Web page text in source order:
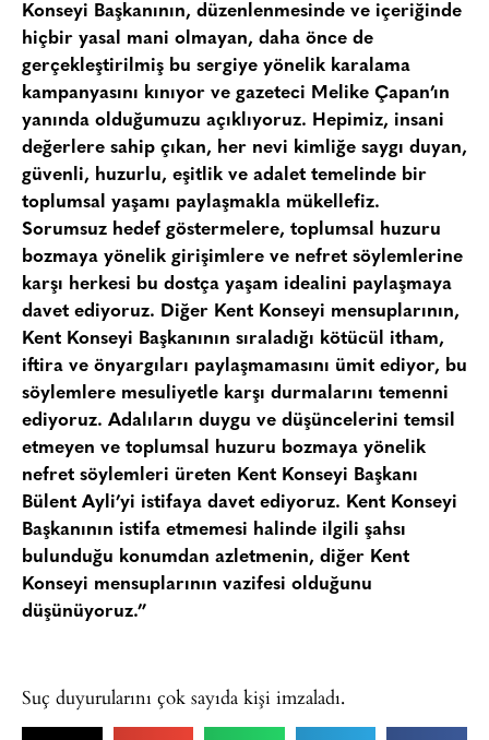
Konseyi Başkanının, düzenlenmesinde ve içeriğinde
hiçbir yasal mani olmayan, daha önce de
gerçekleştirilmiş bu sergiye yönelik karalama
kampanyasını kınıyor ve gazeteci Melike Çapan’ın
yanında olduğumuzu açıklıyoruz. Hepimiz, insani
değerlere sahip çıkan, her nevi kimliğe saygı duyan,
güvenli, huzurlu, eşitlik ve adalet temelinde bir
toplumsal yaşamı paylaşmakla mükellefiz.
Sorumsuz hedef göstermelere, toplumsal huzuru
bozmaya yönelik girişimlere ve nefret söylemlerine
karşı herkesi bu dostça yaşam idealini paylaşmaya
davet ediyoruz. Diğer Kent Konseyi mensuplarının,
Kent Konseyi Başkanının sıraladığı kötücül itham,
iftira ve önyargıları paylaşmamasını ümit ediyor, bu
söylemlere mesuliyetle karşı durmalarını temenni
ediyoruz. Adalıların duygu ve düşüncelerini temsil
etmeyen ve toplumsal huzuru bozmaya yönelik
nefret söylemleri üreten Kent Konseyi Başkanı
Bülent Ayli’yi istifaya davet ediyoruz. Kent Konseyi
Başkanının istifa etmemesi halinde ilgili şahsı
bulunduğu konumdan azletmenin, diğer Kent
Konseyi mensuplarının vazifesi olduğunu
düşünüyoruz.”
Suç duyurularını çok sayıda kişi imzaladı.